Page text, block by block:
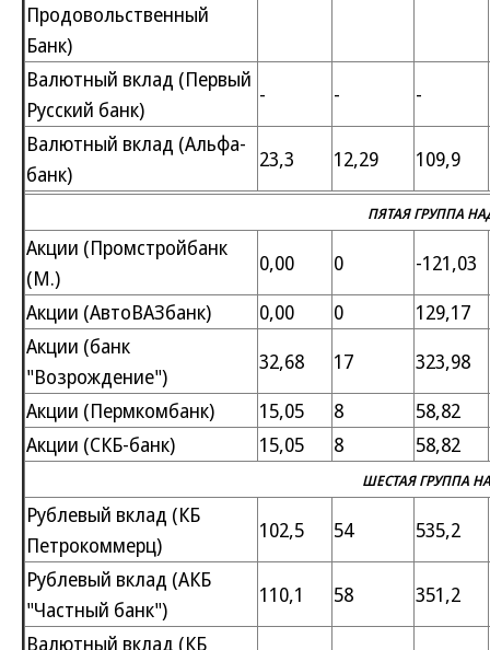
Продовольственный
Банк)
Валютный вклад (Первый
Русский банк)
- -
-
Валютный вклад (Альфа-
банк)
23,3 12,29 109,9
ПЯТАЯ ГРУППА
Акции (Промстройбанк
(М.)
0,00 0
-121,03
Акции (АвтоВАЗбанк)
0,00 0
129,17
Акции (банк
"Возрождение")
32,68 17
323,98
Акции (Пермкомбанк)
15,05 8
58,82
Акции (СКБ-банк)
15,05 8 58,82
ШЕСТАЯ ГРУППА
Рублевый вклад (КБ
Петрокоммерц)
102,5 54
535,2
Рублевый вклад (АКБ
"Частный банк")
110,1 58
351,2
Валютный вклад (КБ